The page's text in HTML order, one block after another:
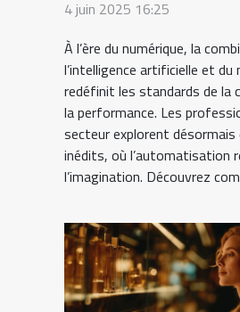
4 juin 2025 16:25
À l’ère du numérique, la
l’intelligence artificielle et du
redéfinit les standards de la
la performance. Les
secteur explorent désormais
inédits, où l’automatisation
l’imagination. Découvrez